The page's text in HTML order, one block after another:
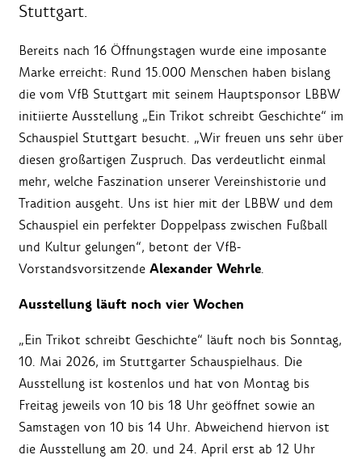
Stuttgart.
Bereits nach 16 Öffnungstagen wurde eine imposante
Marke erreicht: Rund 15.000 Menschen haben bislang
die vom VfB Stuttgart mit seinem Hauptsponsor LBBW
initiierte Ausstellung „Ein Trikot schreibt Geschichte“ im
Schauspiel Stuttgart besucht. „Wir freuen uns sehr über
diesen großartigen Zuspruch. Das verdeutlicht einmal
mehr, welche Faszination unserer Vereinshistorie und
Tradition ausgeht. Uns ist hier mit der LBBW und dem
Schauspiel ein perfekter Doppelpass zwischen Fußball
und Kultur gelungen“, betont der VfB-
Vorstandsvorsitzende Alexander Wehrle.
Ausstellung läuft noch vier Wochen
„Ein Trikot schreibt Geschichte“ läuft noch bis Sonntag,
10. Mai 2026, im Stuttgarter Schauspielhaus. Die
Ausstellung ist kostenlos und hat von Montag bis
Freitag jeweils von 10 bis 18 Uhr geöffnet sowie an
Samstagen von 10 bis 14 Uhr. Abweichend hiervon ist
die Ausstellung am 20. und 24. April erst ab 12 Uhr